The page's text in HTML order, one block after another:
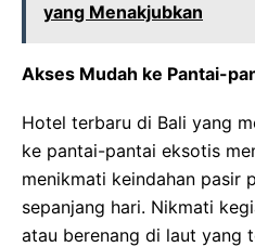
yang Menakjubkan
Akses Mudah ke Pantai-
Hotel terbaru di Bali yang
ke pantai-pantai eksotis
menikmati keindahan pasir
sepanjang hari. Nikmati
atau berenang di laut yang